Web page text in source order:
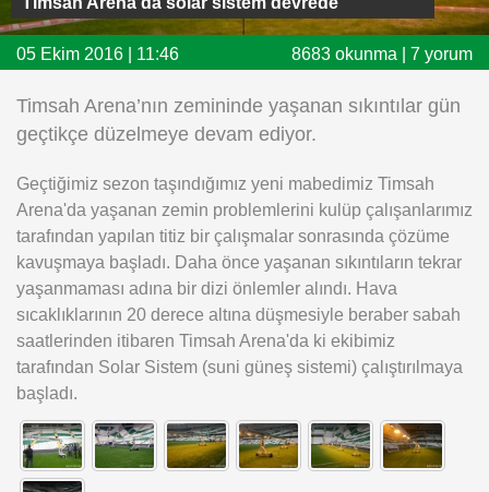
Twitter
Instagram
iOS
05 Ekim 2016 | 11:46 8683 okunma | 7 yorum
Timsah Arena’nın zemininde yaşanan sıkıntılar gün
geçtikçe düzelmeye devam ediyor.
Geçtiğimiz sezon taşındığımız yeni mabedimiz Timsah
Arena'da yaşanan zemin problemlerini kulüp çalışanlarımız
tarafından yapılan titiz bir çalışmalar sonrasında çözüme
kavuşmaya başladı. Daha önce yaşanan sıkıntıların tekrar
yaşanmaması adına bir dizi önlemler alındı. Hava
sıcaklıklarının 20 derece altına düşmesiyle beraber sabah
saatlerinden itibaren Timsah Arena'da ki ekibimiz
tarafından Solar Sistem (suni güneş sistemi) çalıştırılmaya
başladı.